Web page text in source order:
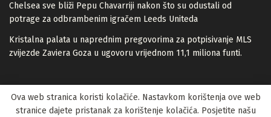
Chelsea sve bliži Pepu Chavarriji nakon što su odustali od
potrage za odbrambenim igračem Leeds Uniteda
Kristalna palata u naprednim pregovorima za potpisivanje MLS
zvijezde Zaviera Goza u ugovoru vrijednom 11,1 miliona funti.
© 2023 Lopta.net
Ova web stranica koristi kolačiće. Nastavkom korištenja ove web
stranice dajete pristanak za korištenje kolačića. Posjetite našu